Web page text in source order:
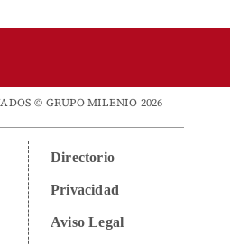
© GRUPO MILENIO 2026
Directorio
Privacidad
Aviso Legal